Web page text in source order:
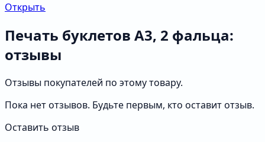
Открыть
Печать буклетов А3, 2 фальца:
отзывы
Отзывы покупателей по этому товару.
Пока нет отзывов. Будьте первым, кто оставит отзыв.
Оставить отзыв